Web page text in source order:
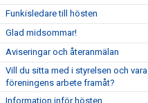
Funkisledare till hösten
Glad midsommar!
Aviseringar och återanmälan
Vill du sitta med i styrelsen och
föreningens arbete framåt?
Information inför hösten